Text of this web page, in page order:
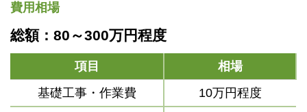
費用相場
総額：80～300万円程度
項目
相場
基礎工事・作業費
10万円程度